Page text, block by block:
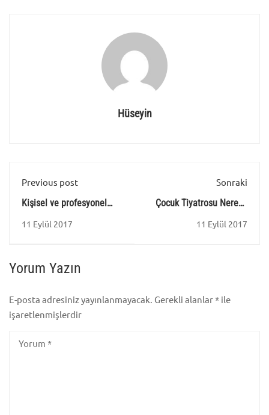
Hüseyin
Previous post
Kişisel ve profesyonel
ilişkilerinizin kalitesini
11 Eylül 2017
Sonraki
Çocuk Tiyatrosu Nereye
Gidiyor? - Selda Uzunkaya
11 Eylül 2017
Yorum Yazın
E-posta adresiniz yayınlanmayacak. Gerekli alanlar* ile
işaretlenmişlerdir